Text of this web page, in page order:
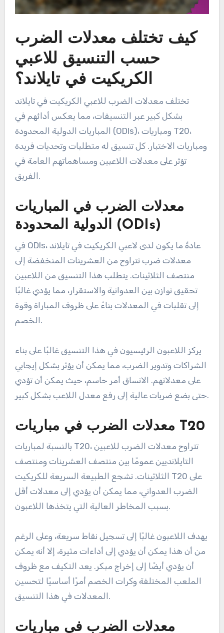
كيف تختلف معدلات الضرب
حسب التنسيق للاعبي
الكريكيت في تايلاند؟
تختلف معدلات الضرب للاعبي الكريكيت في تايلاند
بشكل كبير عبر التنسيقات، مما يعكس أدائهم في
المباريات الدولية المحدودة (ODIs)، ومباريات T20،
ومباريات الاختبار. كل تنسيق له متطلبات وتحديات فريدة
تؤثر على معدلات اللاعبين ومساهماتهم العامة في
الفريق.
معدلات الضرب في المباريات
الدولية المحدودة (ODIs)
في ODIs، عادةً ما يكون لدى لاعبي الكريكيت في تايلاند
معدلات ضرب تتراوح من العشرينات المنخفضة إلى
منتصف الثلاثينات. يتطلب هذا التنسيق من اللاعبين
تحقيق توازن بين العدوانية والاستقرار، مما يؤدي غالبًا
إلى تقلبات في المعدلات بناءً على ظروف المباراة وقوة
الخصم.
يركز اللاعبون الرئيسيون في هذا التنسيق غالبًا على بناء
الشراكات وتدوير الضرب، مما يمكن أن يؤثر بشكل إيجابي
على معدلاتهم. الاتساق أمر حاسم، حيث يمكن أن تؤدي
حتى بضع ضربات عالية إلى رفع معدل اللاعب بشكل كبير.
معدلات الضرب في مباريات T20
بالنسبة لمباريات T20، تتراوح معدلات الضرب للاعبين
التايلانديين عمومًا بين منتصف العشرينات ومنتصف
الثلاثينات. تشجع الطبيعة السريعة للكريكيت T20 على
الضرب العدواني، مما يمكن أن يؤدي إلى معدلات أقل
بسبب المخاطر العالية التي يتخذها اللاعبون.
يهدف اللاعبون غالبًا إلى تسجيل نقاط سريعة، وعلى الرغم
من أن هذا يمكن أن يؤدي إلى أداءات مثيرة، إلا أنه يمكن
أن يؤدي أيضًا إلى إخراج مبكر. يعد التكيف مع ظروف
الملعب المختلفة وكرات الخصم أمرًا أساسيًا لتحسين
المعدلات في هذا التنسيق.
معدلات الضرب في مباريات